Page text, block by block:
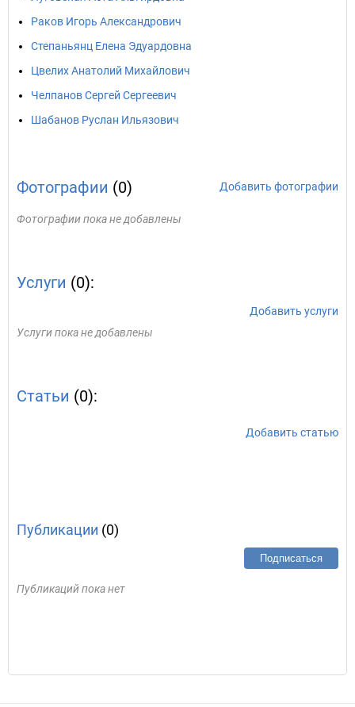
Раков Игорь Александрович
Степаньянц Елена Эдуардовна
Цвелих Анатолий Михайлович
Челпанов Сергей Сергеевич
Шабанов Руслан Ильязович
Фотографии (0) Добавить фотографии
Фотографии пока не добавлены
Услуги (0):
Добавить услуги
Услуги пока не добавлены
Статьи (0):
Добавить статью
Публикации (0)
Подписаться
Публикаций пока нет